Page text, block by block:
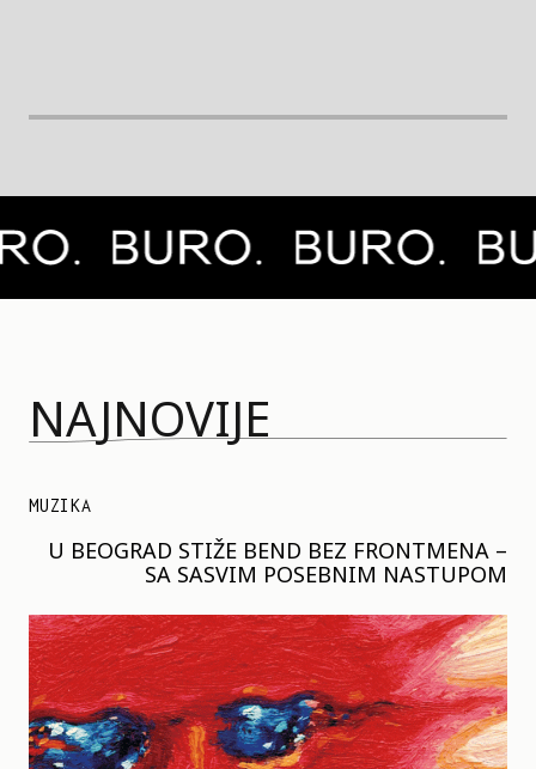
NAJNOVIJE
MUZIKA
U BEOGRAD STIŽE BEND BEZ FRONTMENA –
SA SASVIM POSEBNIM NASTUPOM